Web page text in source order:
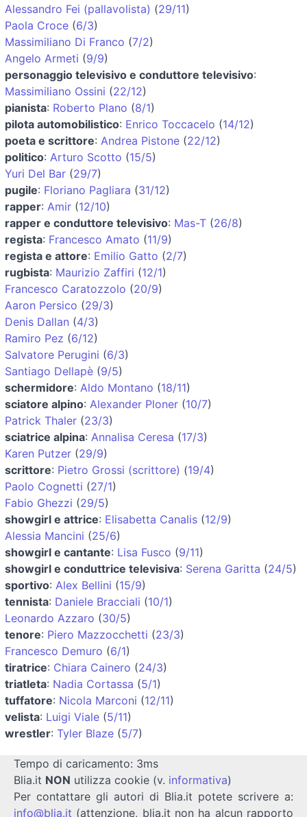
Alessandro Fei (pallavolista) (29/11)
Paola Croce (6/3)
Massimiliano Di Franco (7/2)
Angelo Armeti (9/9)
personaggio televisivo e conduttore televisivo:
Massimiliano Ossini (22/12)
pianista: Roberto Plano (8/1)
pilota automobilistico: Enrico Toccacelo (14/12)
poeta e scrittore: Andrea Pistone (22/12)
politico: Arturo Scotto (15/5)
Yuri Del Bar (29/7)
pugile: Floriano Pagliara (31/12)
rapper: Amir (12/10)
rapper e conduttore televisivo: Mas-T (26/8)
regista: Francesco Amato (11/9)
regista e attore: Emilio Gatto (2/7)
rugbista: Maurizio Zaffiri (12/1)
Francesco Caratozzolo (20/9)
Aaron Persico (29/3)
Denis Dallan (4/3)
Ramiro Pez (6/12)
Salvatore Perugini (6/3)
Santiago Dellapè (9/5)
schermidore: Aldo Montano (18/11)
sciatore alpino: Alexander Ploner (10/7)
Patrick Thaler (23/3)
sciatrice alpina: Annalisa Ceresa (17/3)
Karen Putzer (29/9)
scrittore: Pietro Grossi (scrittore) (19/4)
Paolo Cognetti (27/1)
Fabio Ghezzi (29/5)
showgirl e attrice: Elisabetta Canalis (12/9)
Alessia Mancini (25/6)
showgirl e cantante: Lisa Fusco (9/11)
showgirl e conduttrice televisiva: Serena Garitta (24/5)
sportivo: Alex Bellini (15/9)
tennista: Daniele Bracciali (10/1)
Leonardo Azzaro (30/5)
tenore: Piero Mazzocchetti (23/3)
Francesco Demuro (6/1)
tiratrice: Chiara Cainero (24/3)
triatleta: Nadia Cortassa (5/1)
tuffatore: Nicola Marconi (12/11)
velista: Luigi Viale (5/11)
wrestler: Tyler Blaze (5/7)
Tempo di caricamento: 3ms
Blia.it NON utilizza cookie (v. informativa)
Per contattare gli autori di Blia.it potete scrivere a:
info@blia.it (attenzione, blia.it non ha alcun rapporto